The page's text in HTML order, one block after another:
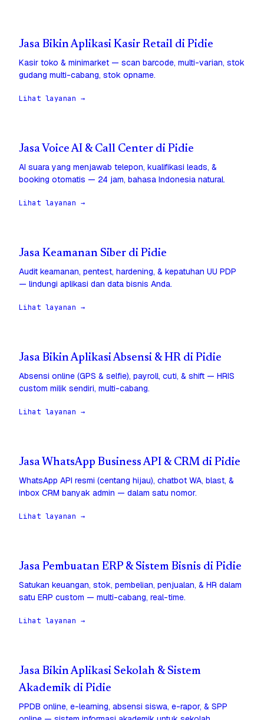
Jasa Bikin Aplikasi Kasir Retail di Pidie
Kasir toko & minimarket — scan barcode, multi-varian, stok
gudang multi-cabang, stok opname.
Lihat layanan →
Jasa Voice AI & Call Center di Pidie
AI suara yang menjawab telepon, kualifikasi leads, &
booking otomatis — 24 jam, bahasa Indonesia natural.
Lihat layanan →
Jasa Keamanan Siber di Pidie
Audit keamanan, pentest, hardening, & kepatuhan UU PDP
— lindungi aplikasi dan data bisnis Anda.
Lihat layanan →
Jasa Bikin Aplikasi Absensi & HR di Pidie
Absensi online (GPS & selfie), payroll, cuti, & shift — HRIS
custom milik sendiri, multi-cabang.
Lihat layanan →
Jasa WhatsApp Business API & CRM di Pidie
WhatsApp API resmi (centang hijau), chatbot WA, blast, &
inbox CRM banyak admin — dalam satu nomor.
Lihat layanan →
Jasa Pembuatan ERP & Sistem Bisnis di Pidie
Satukan keuangan, stok, pembelian, penjualan, & HR dalam
satu ERP custom — multi-cabang, real-time.
Lihat layanan →
Jasa Bikin Aplikasi Sekolah & Sistem
Akademik di Pidie
PPDB online, e-learning, absensi siswa, e-rapor, & SPP